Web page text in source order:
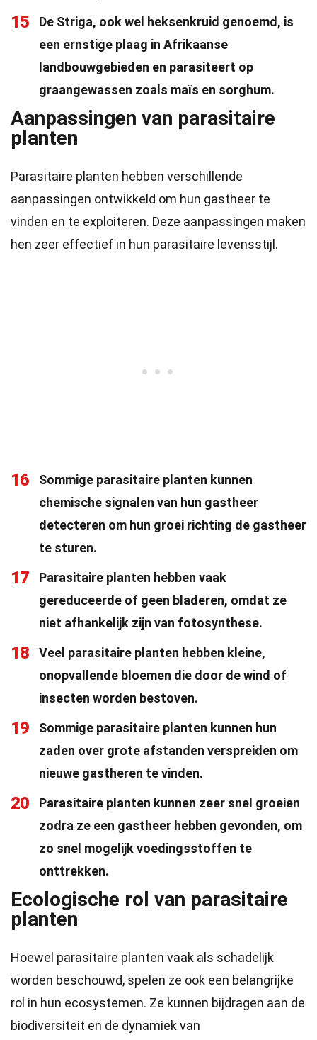
15
De Striga, ook wel heksenkruid genoemd, is
een ernstige plaag in Afrikaanse
landbouwgebieden en parasiteert op
graangewassen zoals maïs en sorghum.
Aanpassingen van parasitaire
planten
Parasitaire planten hebben verschillende
aanpassingen ontwikkeld om hun gastheer te
vinden en te exploiteren. Deze aanpassingen maken
hen zeer effectief in hun parasitaire levensstijl.
16
Sommige parasitaire planten kunnen
chemische signalen van hun gastheer
detecteren om hun groei richting de gastheer
te sturen.
17
Parasitaire planten hebben vaak
gereduceerde of geen bladeren, omdat ze
niet afhankelijk zijn van fotosynthese.
18
Veel parasitaire planten hebben kleine,
onopvallende bloemen die door de wind of
insecten worden bestoven.
19
Sommige parasitaire planten kunnen hun
zaden over grote afstanden verspreiden om
nieuwe gastheren te vinden.
20
Parasitaire planten kunnen zeer snel groeien
zodra ze een gastheer hebben gevonden, om
zo snel mogelijk voedingsstoffen te
onttrekken.
Ecologische rol van parasitaire
planten
Hoewel parasitaire planten vaak als schadelijk
worden beschouwd, spelen ze ook een belangrijke
rol in hun ecosystemen. Ze kunnen bijdragen aan de
biodiversiteit en de dynamiek van